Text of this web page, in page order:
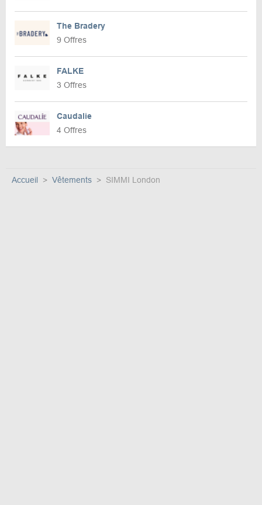
The Bradery
9 Offres
FALKE
3 Offres
Caudalie
4 Offres
Accueil Vêtements SIMMI London